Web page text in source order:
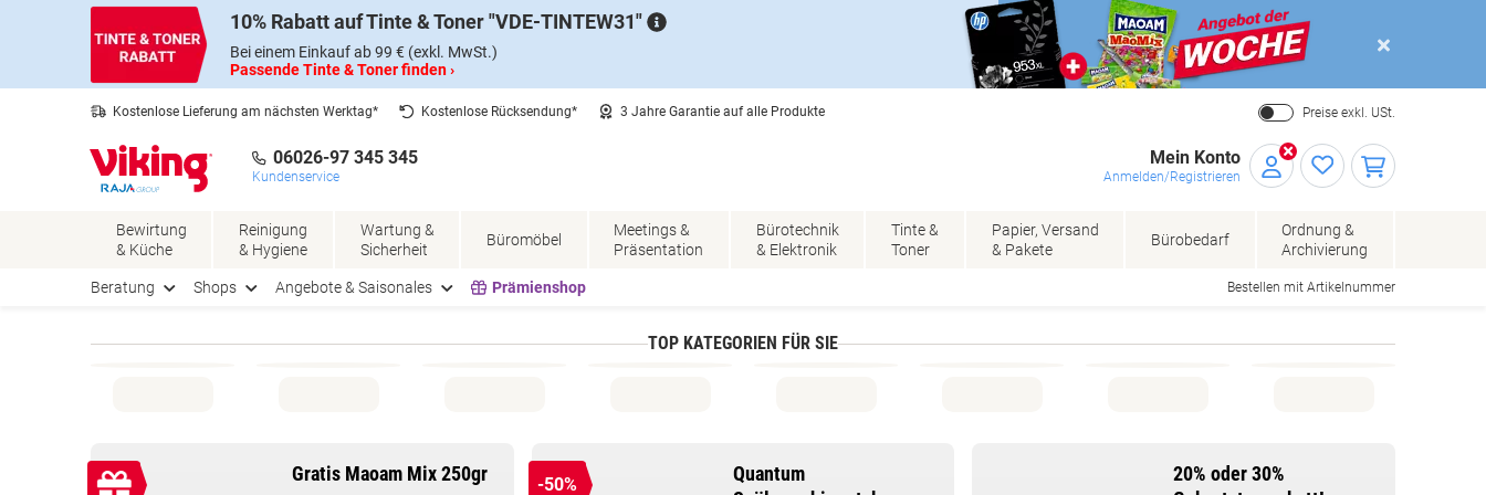
10% Rabatt auf Tinte & Toner VDE-TINTEW31
Bei einem Einkauf ab 99 € (exkl. MwSt.)
Passende Tinte & Toner finden ›
Close
Kostenlose Lieferung am nächsten Werktag* Kostenlose Rücksendung* 3 Jahre Garantie auf alle Produkte Preise exkl. USt.
06026-97 345 345
Kundenservice
Mein Konto
Anmelden/Registrieren
Bewirtung
& Küche
Reinigung
& Hygiene
Wartung &
Sicherheit
Büromöbel
Meetings &
Präsentation
Bürotechnik
& Elektronik
Tinte &
Toner
Papier, Versand
& Pakete
Bürobedarf
Ordnung &
Archivierung
Beratung Shops Angebote & Saisonales Prämienshop Bestellen mit Artikelnummer
TOP KATEGORIEN FÜR SIE
Gratis Maoam Mix 250gr
Quantum
-50%
20% oder 30%